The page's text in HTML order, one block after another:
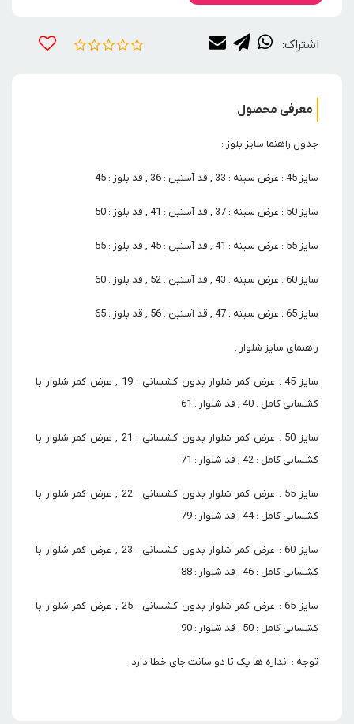
اشتراک:
معرفی محصول
جدول راهنما سایز بلوز :
سایز 45 : عرض سینه : 33 , قد آستین : 36 , قد بلوز : 45
سایز 50 : عرض سینه : 37 , قد آستین : 41 , قد بلوز : 50
سایز 55 : عرض سینه : 41 , قد آستین : 45 , قد بلوز : 55
سایز 60 : عرض سینه : 43 , قد آستین : 52 , قد بلوز : 60
سایز 65 : عرض سینه : 47 , قد آستین : 56 , قد بلوز : 65
راهنمای سایز شلوار :
سایز 45 : عرض کمر شلوار بدون کشسانی : 19 , عرض کمر شلوار با
کشسانی کامل : 40 , قد شلوار : 61
سایز 50 : عرض کمر شلوار بدون کشسانی : 21 , عرض کمر شلوار با
کشسانی کامل : 42 , قد شلوار : 71
سایز 55 : عرض کمر شلوار بدون کشسانی : 22 , عرض کمر شلوار با
کشسانی کامل : 44 , قد شلوار : 79
سایز 60 : عرض کمر شلوار بدون کشسانی : 23 , عرض کمر شلوار با
کشسانی کامل : 46 , قد شلوار : 88
سایز 65 : عرض کمر شلوار بدون کشسانی : 25 , عرض کمر شلوار با
کشسانی کامل : 50 , قد شلوار : 90
توجه : اندازه ها یک تا دو سانت جای خطا دارد.